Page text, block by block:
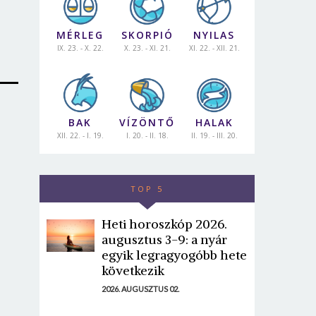
MÉRLEG
IX. 23. - X. 22.
SKORPIÓ
X. 23. - XI. 21.
NYILAS
XI. 22. - XII. 21.
BAK
XII. 22. - I. 19.
VÍZÖNTŐ
I. 20. - II. 18.
HALAK
II. 19. - III. 20.
TOP 5
Heti horoszkóp 2026.
augusztus 3-9: a nyár
egyik legragyogóbb hete
következik
2026. AUGUSZTUS 02.